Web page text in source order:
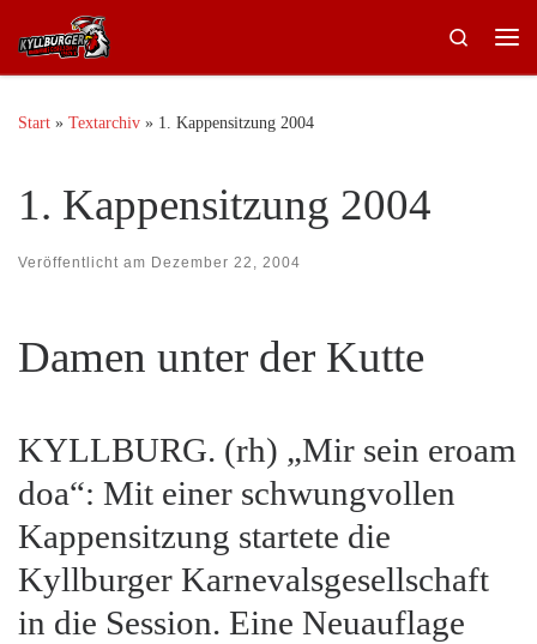
Zum Inhalt springen
Search
Start » Textarchiv » 1. Kappensitzung 2004
1. Kappensitzung 2004
Veröffentlicht am Dezember 22, 2004
Damen unter der Kutte
KYLLBURG. (rh) „Mir sein eroam
doa“: Mit einer schwungvollen
Kappensitzung startete die
Kyllburger Karnevalsgesellschaft
in die Session. Eine Neuauflage